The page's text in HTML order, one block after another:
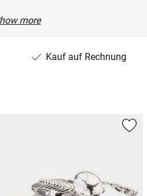
more
Kauf auf Rechnung